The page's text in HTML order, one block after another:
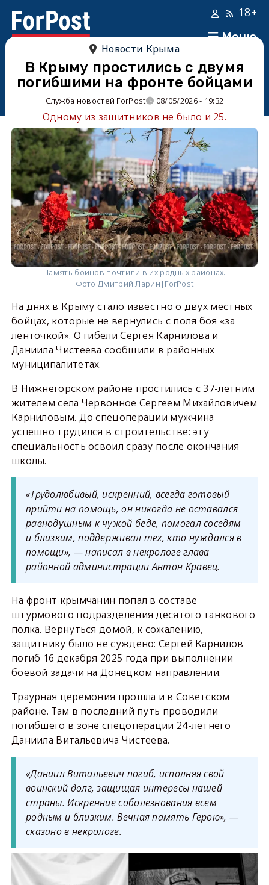
Меню
18+
Новости Крыма
В Крыму простились с двумя
погибшими на фронте бойцами
Служба новостей ForPost 08/05/2026 - 19:32
Одному из защитников не было и 25.
Память бойцов почтили в их родных районах.
Фото:Дмитрий Ларин|ForPost
На днях в Крыму стало известно о двух местных
бойцах, которые не вернулись с поля боя «за
ленточкой». О гибели Сергея Карнилова и
Даниила Чистеева сообщили в районных
муниципалитетах.
В Нижнегорском районе простились с 37-летним
жителем села Червонное Сергеем Михайловичем
Карниловым. До спецоперации мужчина
успешно трудился в строительстве: эту
специальность освоил сразу после окончания
школы.
«Трудолюбивый, искренний, всегда готовый
прийти на помощь, он никогда не оставался
равнодушным к чужой беде, помогал соседям
и близким, поддерживал тех, кто нуждался в
помощи», — написал в некрологе глава
районной администрации Антон Кравец.
На фронт крымчанин попал в составе
штурмового подразделения десятого танкового
полка. Вернуться домой, к сожалению,
защитнику было не суждено: Сергей Карнилов
погиб 16 декабря 2025 года при выполнении
боевой задачи на Донецком направлении.
Траурная церемония прошла и в Советском
районе. Там в последний путь проводили
погибшего в зоне спецоперации 24-летнего
Даниила Витальевича Чистеева.
«Даниил Витальевич погиб, исполняя свой
воинский долг, защищая интересы нашей
страны. Искренние соболезнования всем
родным и близким. Вечная память Герою», —
сказано в некрологе.